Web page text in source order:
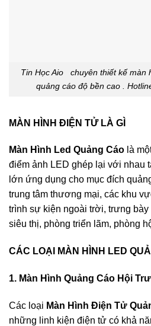
Tin Học Aio chuyên thiết kế màn
quảng cáo độ bền cao .
MÀN HÌNH ĐIỆN TỬ LÀ GÌ
Màn Hình Led Quảng Cáo là
điểm ảnh LED ghép lại với nhau
lớn ứng dụng cho mục đích
trung tâm thương mại, các khu
trình sự kiện ngoài trời, trưng bày
siêu thị, phòng triển lãm, phòng
CÁC LOẠI MÀN HÌNH LED
1. Màn Hình Quảng Cáo Hội
Các loại Màn Hình Điện Tử
những linh kiện điện tử có khả